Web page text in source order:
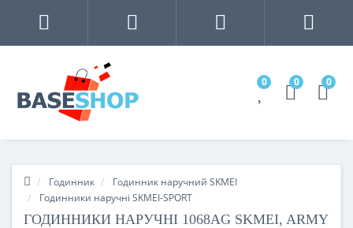
0 0 0
Годинник
Годинник наручний SKMEI
Годинники наручні SKMEI-SPORT
ГОДИННИКИ НАРУЧНІ 1068AG SKMEI, ARMY